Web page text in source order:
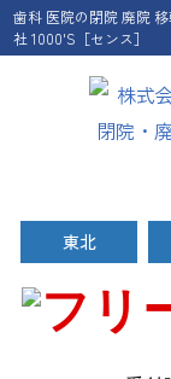
歯科 医院の閉院 廃院
社 1000'S［センス］
東北